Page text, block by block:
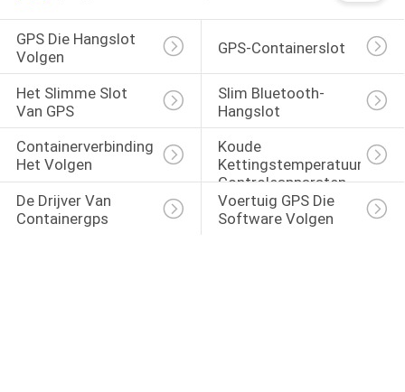
GPS Die Hangslot
Volgen
GPS-Containerslot
Het Slimme Slot
Van GPS
Slim Bluetooth-
Hangslot
Containerverbinding
Het Volgen
Koude
Kettingstemperatuur
Controleapparaten
De Drijver Van
Containergps
Voertuig GPS Die
Software Volgen